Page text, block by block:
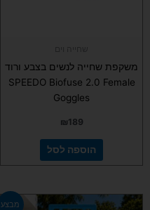
משקפת שחייה לנשים בצבע ורוד
SPEEDO Biofuse 2.0 Female
Goggles
₪189
הוספה לסל
מבצע המחיר